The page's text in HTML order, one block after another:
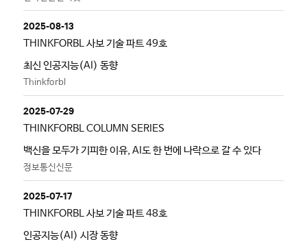
2025-08-13
THINKFORBL 사보 기술 파트 49호
최신 인공지능(AI) 동향
Thinkforbl
2025-07-29
THINKFORBL COLUMN SERIES
백신을 모두가 기피한 이유, AI도 한 번에 나락으로 갈 수 있다
정보통신신문
2025-07-17
THINKFORBL 사보 기술 파트 48호
인공지능(AI) 시장 동향